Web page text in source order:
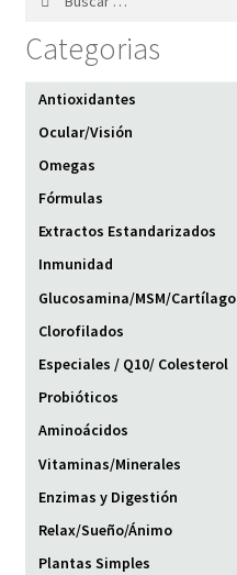
Categorias
Antioxidantes
Ocular/Visión
Omegas
Fórmulas
Extractos Estandarizados
Inmunidad
Glucosamina/MSM/Cartílago
Clorofilados
Especiales / Q10/ Colesterol
Probióticos
Aminoácidos
Vitaminas/Minerales
Enzimas y Digestión
Relax/Sueño/Ánimo
Plantas Simples